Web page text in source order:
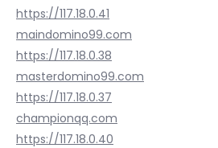
https://117.18.0.41
maindomino99.com
https://117.18.0.38
masterdomino99.com
https://117.18.0.37
championqq.com
https://117.18.0.40